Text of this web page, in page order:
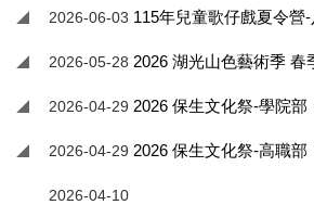
2026-06-03 115年兒童歌仔戲夏令營
2026-05-28 2026 湖光山色藝術季 春
2026-04-29 2026 保生文化祭-學院部
2026-04-29 2026 保生文化祭-高職部
2026-04-10